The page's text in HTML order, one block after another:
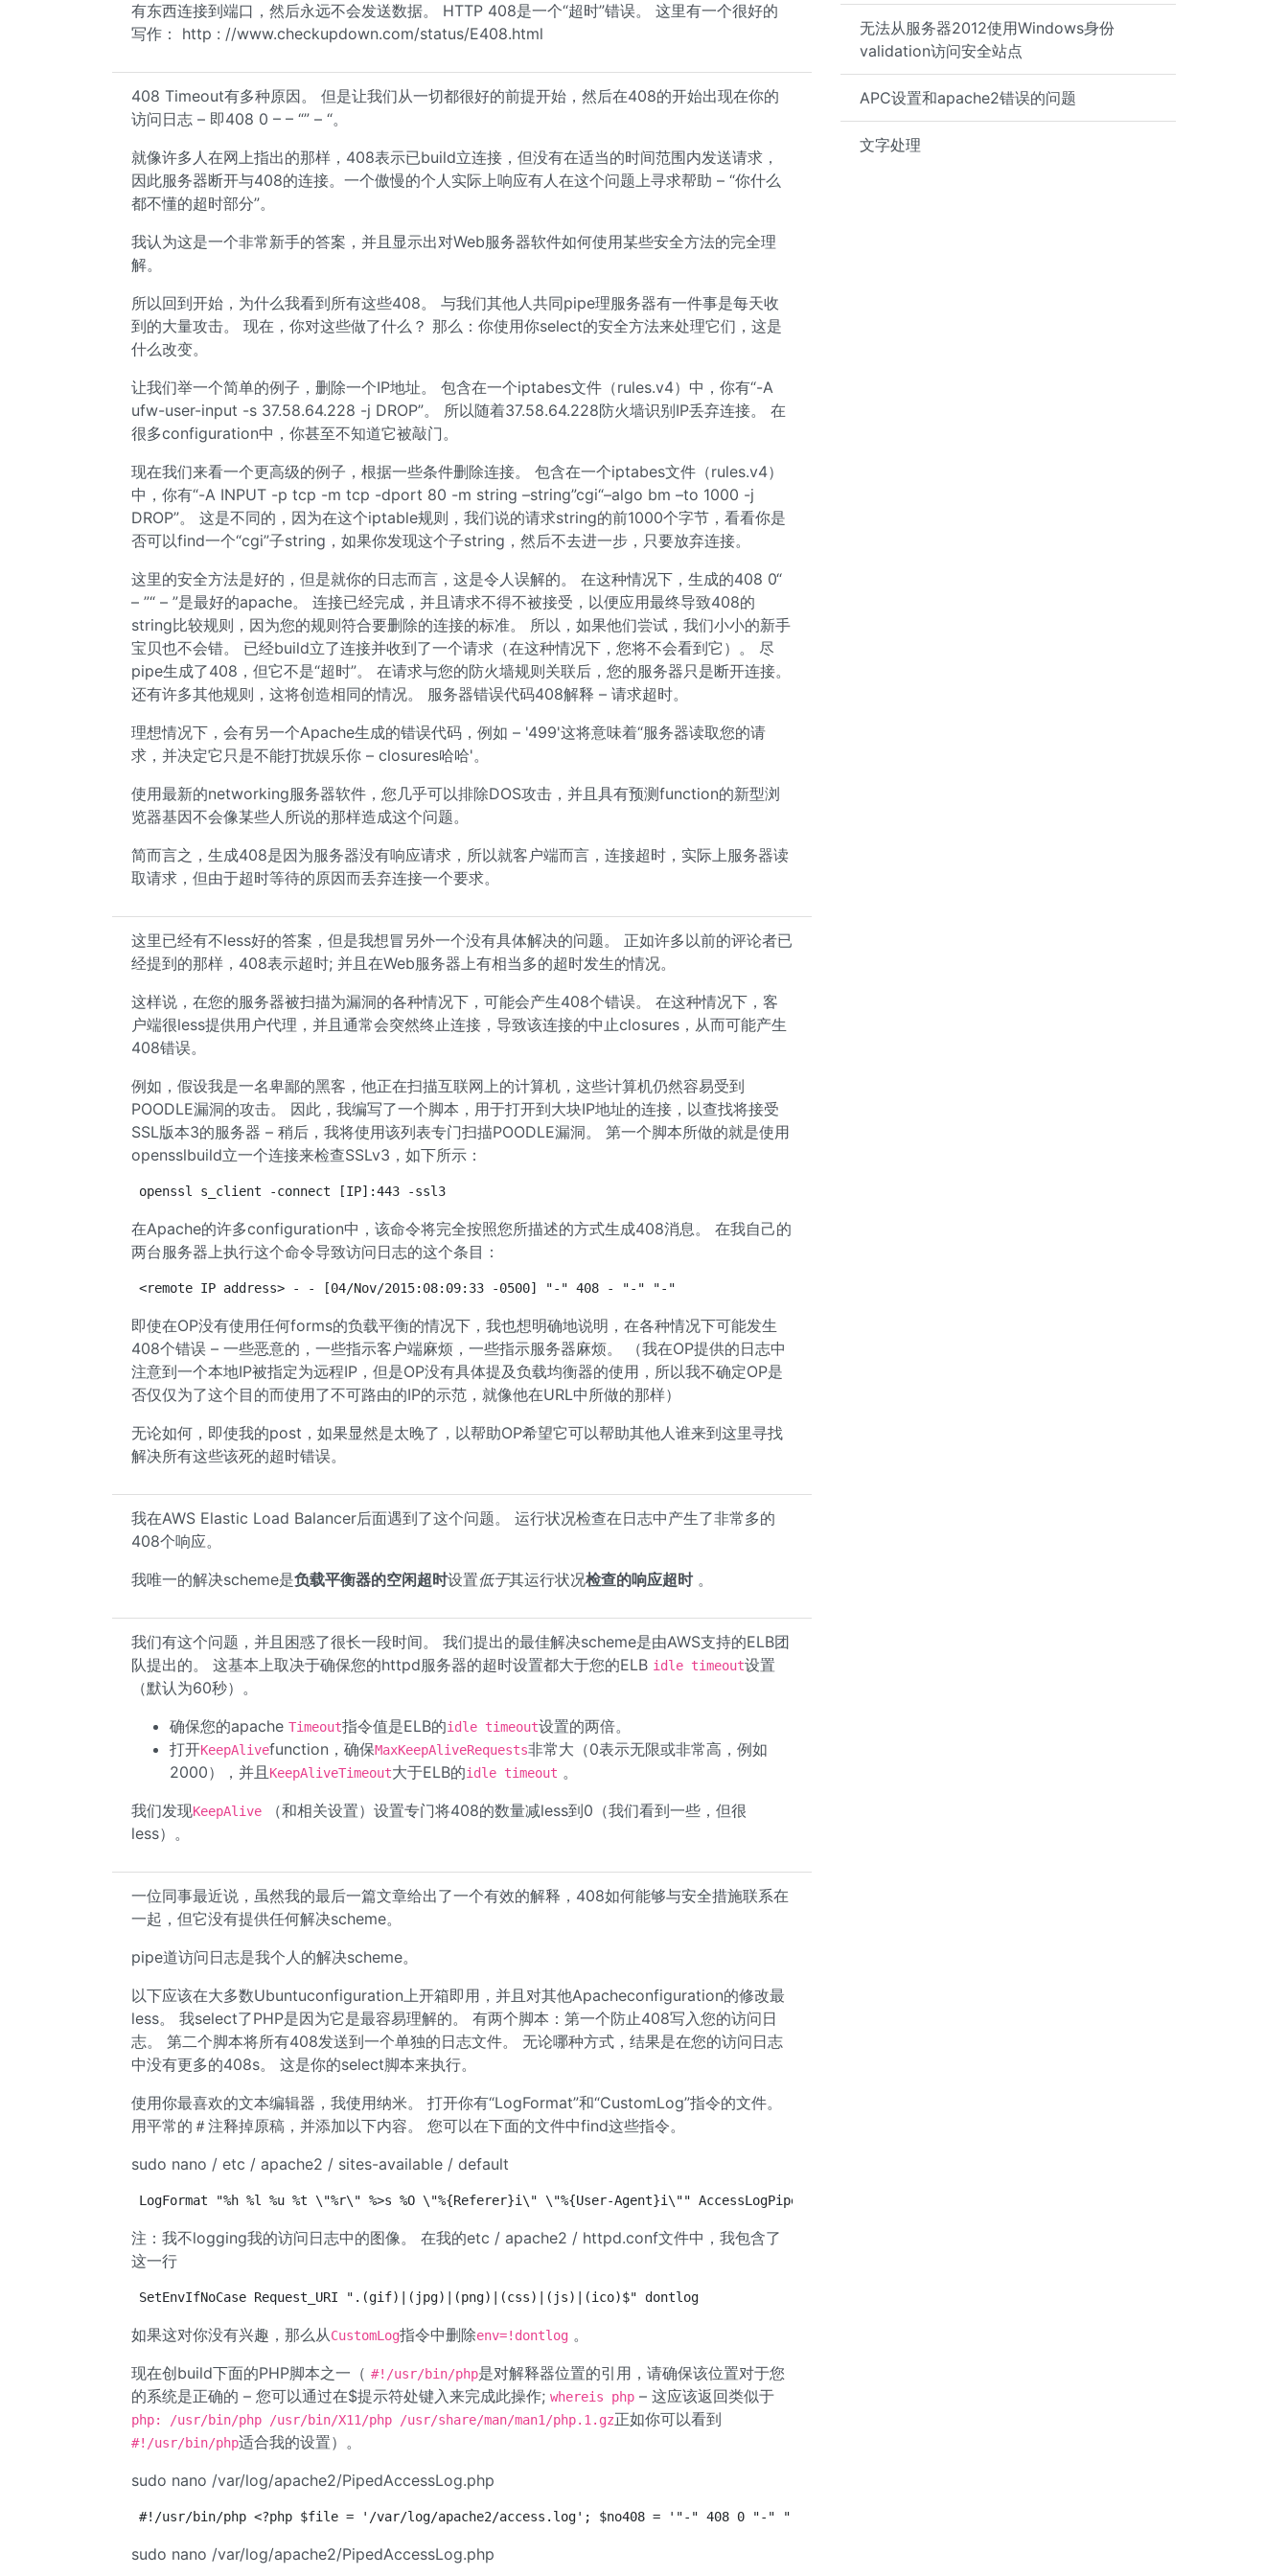
无法从服务器2012使用Windows身份
validation访问安全站点
APC设置和apache2错误的问题
文字处理
有东西连接到端口，然后永远不会发送数据。 HTTP 408是一个“超时”错误。 这里有一个很好的
写作： http : //www.checkupdown.com/status/E408.html
408 Timeout有多种原因。 但是让我们从一切都很好的前提开始，然后在408的开始出现在你的
访问日志 – 即408 0 – – “” – “。
就像许多人在网上指出的那样，408表示已build立连接，但没有在适当的时间范围内发送请求，
因此服务器断开与408的连接。一个傲慢的个人实际上响应有人在这个问题上寻求帮助 – “你什么
都不懂的超时部分”。
我认为这是一个非常新手的答案，并且显示出对Web服务器软件如何使用某些安全方法的完全理
解。
所以回到开始，为什么我看到所有这些408。 与我们其他人共同pipe理服务器有一件事是每天收
到的大量攻击。 现在，你对这些做了什么？ 那么：你使用你select的安全方法来处理它们，这是
什么改变。
让我们举一个简单的例子，删除一个IP地址。 包含在一个iptabes文件（rules.v4）中，你有“-A
ufw-user-input -s 37.58.64.228 -j DROP”。 所以随着37.58.64.228防火墙识别IP丢弃连接。 在
很多configuration中，你甚至不知道它被敲门。
现在我们来看一个更高级的例子，根据一些条件删除连接。 包含在一个iptabes文件（rules.v4）
中，你有“-A INPUT -p tcp -m tcp -dport 80 -m string –string”cgi“–algo bm –to 1000 -j
DROP”。 这是不同的，因为在这个iptable规则，我们说的请求string的前1000个字节，看看你是
否可以find一个“cgi”子string，如果你发现这个子string，然后不去进一步，只要放弃连接。
这里的安全方法是好的，但是就你的日志而言，这是令人误解的。 在这种情况下，生成的408 0“
– ”“ – ”是最好的apache。 连接已经完成，并且请求不得不被接受，以便应用最终导致408的
string比较规则，因为您的规则符合要删除的连接的标准。 所以，如果他们尝试，我们小小的新手
宝贝也不会错。 已经build立了连接并收到了一个请求（在这种情况下，您将不会看到它）。 尽
pipe生成了408，但它不是“超时”。 在请求与您的防火墙规则关联后，您的服务器只是断开连接。
还有许多其他规则，这将创造相同的情况。 服务器错误代码408解释 – 请求超时。
理想情况下，会有另一个Apache生成的错误代码，例如 – '499'这将意味着“服务器读取您的请
求，并决定它只是不能打扰娱乐你 – closures哈哈'。
使用最新的networking服务器软件，您几乎可以排除DOS攻击，并且具有预测function的新型浏
览器基因不会像某些人所说的那样造成这个问题。
简而言之，生成408是因为服务器没有响应请求，所以就客户端而言，连接超时，实际上服务器读
取请求，但由于超时等待的原因而丢弃连接一个要求。
这里已经有不less好的答案，但是我想冒另外一个没有具体解决的问题。 正如许多以前的评论者已
经提到的那样，408表示超时; 并且在Web服务器上有相当多的超时发生的情况。
这样说，在您的服务器被扫描为漏洞的各种情况下，可能会产生408个错误。 在这种情况下，客
户端很less提供用户代理，并且通常会突然终止连接，导致该连接的中止closures，从而可能产生
408错误。
例如，假设我是一名卑鄙的黑客，他正在扫描互联网上的计算机，这些计算机仍然容易受到
POODLE漏洞的攻击。 因此，我编写了一个脚本，用于打开到大块IP地址的连接，以查找将接受
SSL版本3的服务器 – 稍后，我将使用该列表专门扫描POODLE漏洞。 第一个脚本所做的就是使用
opensslbuild立一个连接来检查SSLv3，如下所示：
openssl s_client -connect [IP]:443 -ssl3
在Apache的许多configuration中，该命令将完全按照您所描述的方式生成408消息。 在我自己的
两台服务器上执行这个命令导致访问日志的这个条目：
<remote IP address> - - [04/Nov/2015:08:09:33 -0500] "-" 408 - "-" "-"
即使在OP没有使用任何forms的负载平衡的情况下，我也想明确地说明，在各种情况下可能发生
408个错误 – 一些恶意的，一些指示客户端麻烦，一些指示服务器麻烦。 （我在OP提供的日志中
注意到一个本地IP被指定为远程IP，但是OP没有具体提及负载均衡器的使用，所以我不确定OP是
否仅仅为了这个目的而使用了不可路由的IP的示范，就像他在URL中所做的那样）
无论如何，即使我的post，如果显然是太晚了，以帮助OP希望它可以帮助其他人谁来到这里寻找
解决所有这些该死的超时错误。
我在AWS Elastic Load Balancer后面遇到了这个问题。 运行状况检查在日志中产生了非常多的
408个响应。
我唯一的解决scheme是负载平衡器的空闲超时设置低于其运行状况检查的响应超时。
我们有这个问题，并且困惑了很长一段时间。 我们提出的最佳解决scheme是由AWS支持的ELB团
队提出的。 这基本上取决于确保您的httpd服务器的超时设置都大于您的ELB idle timeout设置
（默认为60秒）。
确保您的apache Timeout指令值是ELB的idle timeout设置的两倍。
打开KeepAlivefunction，确保MaxKeepAliveRequests非常大（0表示无限或非常高，例如
2000），并且 KeepAliveTimeout大于ELB的idle timeout 。
我们发现KeepAlive
（和相关设置）设置专门将408的数量减less到0（我们看到一些，但很
less）。
一位同事最近说，虽然我的最后一篇文章给出了一个有效的解释，408如何能够与安全措施联系在
一起，但它没有提供任何解决scheme。
pipe道访问日志是我个人的解决scheme。
以下应该在大多数Ubuntuconfiguration上开箱即用，并且对其他Apacheconfiguration的修改最
less。 我select了PHP是因为它是最容易理解的。 有两个脚本：第一个防止408写入您的访问日
志。 第二个脚本将所有408发送到一个单独的日志文件。 无论哪种方式，结果是在您的访问日志
中没有更多的408s。 这是你的select脚本来执行。
使用你最喜欢的文本编辑器，我使用纳米。 打开你有“LogFormat”和“CustomLog”指令的文件。
用平常的＃注释掉原稿，并添加以下内容。 您可以在下面的文件中find这些指令。
sudo nano / etc / apache2 / sites-available / default
LogFormat "%h %l %u %t \"%r\" %>s %O \"%{Referer}i\" \"%{User-Agent}i\"" AccessLogPipe CustomLog "|/var/log/apache2/PipedAccessLog.php"
注：我不logging我的访问日志中的图像。 在我的etc / apache2 / httpd.conf文件中，我包含了
这一行
SetEnvIfNoCase Request_URI ".(gif)|(jpg)|(png)|(css)|(js)|(ico)$" dontlog
如果这对你没有兴趣，那么从CustomLog指令中删除env=!dontlog 。
现在创build下面的PHP脚本之一（ #!/usr/bin/php是对解释器位置的引用，请确保该位置对于您
的系统是正确的 – 您可以通过在$提示符处键入来完成此操作; whereis php – 这应该返回类似于
php: /usr/bin/php /usr/bin/X11/php /usr/share/man/man1/php.1.gz正如你可以看到
#!/usr/bin/php适合我的设置）。
sudo nano /var/log/apache2/PipedAccessLog.php
#!/usr/bin/php <?php $file = '/var/log/apache2/access.log'; $no408 = '"-" 408 0 "-" "-"'; $stdin = fopen ('php://stdin', 'r'); ob_implicit_flush
sudo nano /var/log/apache2/PipedAccessLog.php